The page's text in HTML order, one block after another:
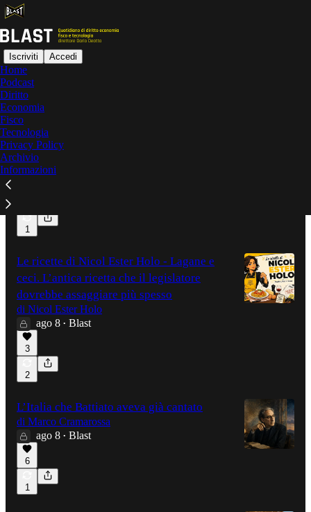
Iscriviti Accedi
Home
Podcast
Diritto
Economia
Fisco
Tecnologia
Privacy Policy
Archivio
Informazioni
Ultime
7 GIORNI (IR)REGOLARI - È più facile
distruggere
di Stefano Ricca
23 ore fa
1
Le ricette di Nicol Ester Holo - Lagane e
ceci. L’antica ricetta che il legislatore
dovrebbe assaggiare più spesso
di Nicol Ester Holo
ago 8 • Blast
3
2
L’Italia che Battiato aveva già cantato
di Marco Cramarossa
ago 8 • Blast
6
1